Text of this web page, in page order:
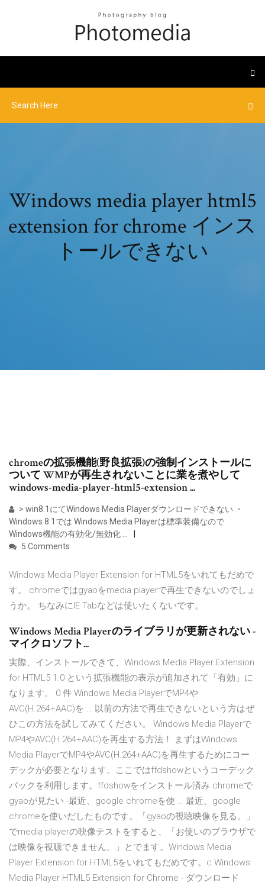
Windows media player html5
extension for chrome インス
トールできない
chromeの拡張機能(野良拡張)の強制インストールに
ついて WMPが再生されないことに業を煮やして
windows-media-player-html5-extension ...
> win8.1にてWindows Media Playerダウンロードできない ・
Windows 8.1では Windows Media Playerは標準装備なので
Windows機能の有効化/無効化 ...
5 Comments
Windows Media Player Extension for HTML5をいれてもだめで
す。 chromeではgyaoをmedia playerで再生できないのでしょ
うか。 ちなみにIE Tabなどは使いたくないです。
Windows Media Playerのライブラリが更新されない -
マイクロソフト...
実際、インストールできて、Windows Media Player Extension
for HTML5 1.0 という拡張機能の表示が追加されて「有効」に
なります。 0 件 Windows Media PlayerでMP4や
AVC(H.264+AAC)を … 以前の方法で再生できないという方はぜ
ひこの方法を試してみてください。 Windows Media Playerで
MP4やAVC(H.264+AAC)を再生する方法！ まずはWindows
Media PlayerでMP4やAVC(H.264+AAC)を再生するためにコー
デックが必要となります。ここではffdshowというコーデック
パックを利用します。ffdshowをインストール済み chromeで
gyaoが見たい -最近、google chromeを使 … 最近、google
chromeを使いだしたものです。「gyaoの視聴映像を見る。」
でmedia playerの映像テストをすると、「お使いのブラウザで
は映像を視聴できません。」とでます。Windows Media
Player Extension for HTML5をいれてもだめです。c Windows
Media Player HTML5 Extension for Chrome - ダウンロード